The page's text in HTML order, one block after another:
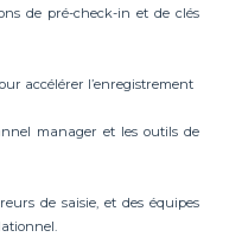
de pré-check-in et de clés
accélérer l’enregistrement
manager et les outils de
de saisie, et des équipes